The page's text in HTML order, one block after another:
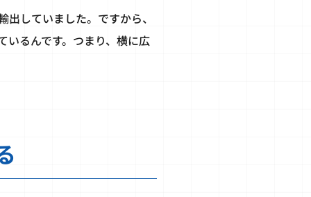
していました。ですから、
いるんです。つまり、横に広